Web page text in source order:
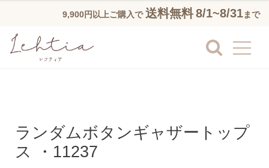
9,900円以上ご購入で 送料無料8/1~8/31まで
ランダムボタンギャザートップ
ス ・11237